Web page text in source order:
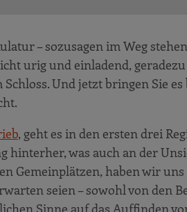
– sozusagen im Weg
urig und einladend,
Und jetzt bringen Sie
, geht es in den ersten drei
was auch an der
Gemeinplätzen, haben wir
seien – sowohl von den
Sinne auf das Auffinden